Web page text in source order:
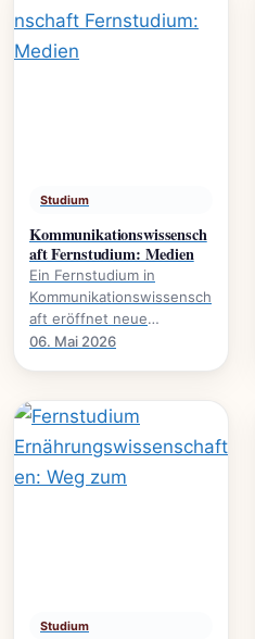
Studium
Kommunikationswissensch
aft Fernstudium: Medien
Ein Fernstudium in
Kommunikationswissensch
aft eröffnet neue
Perspektiven auf Medien,
Es.
06. Mai 2026
Studium